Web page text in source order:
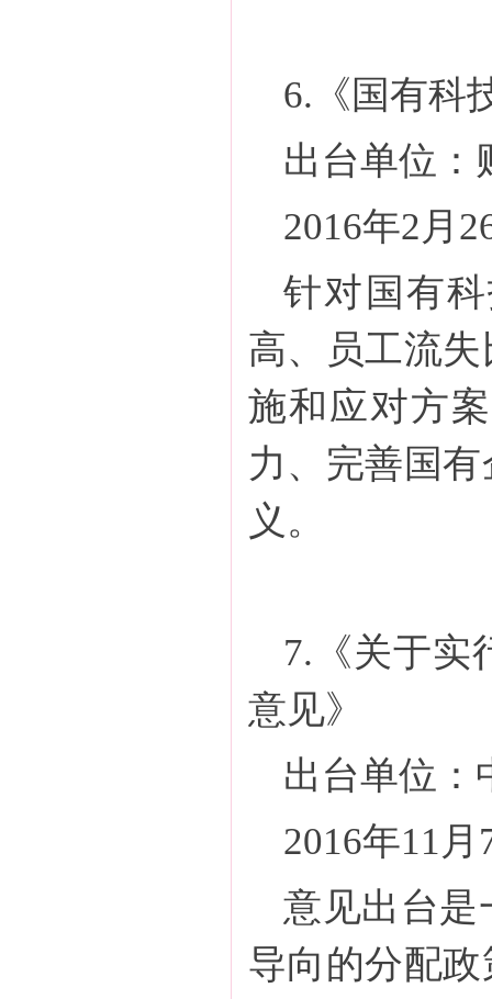
6.《国有科
出台单位：
2016年2月
针对国有
高、员工流
施和应对方
力、完善国
义。
7.《关于实
意见》
出台单位：
2016年11
意见出台是
导向的分配